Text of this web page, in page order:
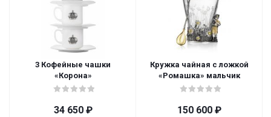
3 Кофейные чашки
«Корона»
34 650₽
Кружка чайная с ложкой
«Ромашка» мальчик
150 600 ₽